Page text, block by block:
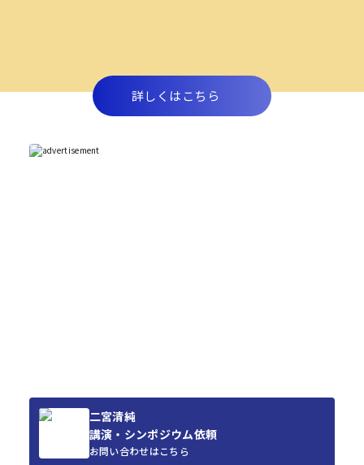
詳しくはこちら
二宮清純
講演・シンポジウム依頼
お問い合わせはこちら